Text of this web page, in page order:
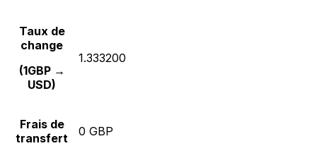
Taux de
change
(1GBP →
USD)
1.333200
Frais de
transfert
0 GBP